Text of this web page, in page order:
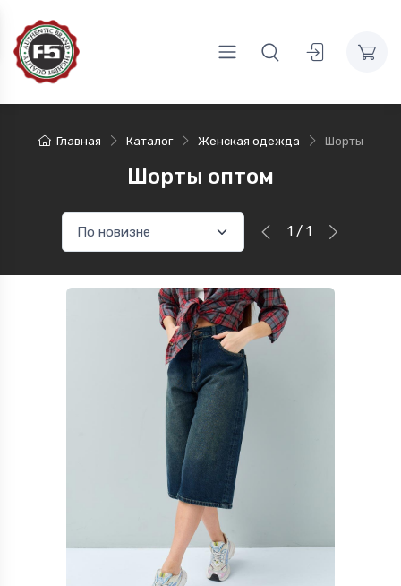
Главная Каталог Женская одежда Шорты
Шорты оптом
1 / 1